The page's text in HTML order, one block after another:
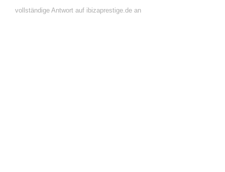
vollständige Antwort auf ibizaprestige.de an